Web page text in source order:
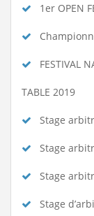
1er OPEN
FESTIVAL
TABLE 2019
Stage
Stage
Stage
Stage